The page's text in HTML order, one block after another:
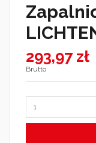
293,97 zł
Brutto